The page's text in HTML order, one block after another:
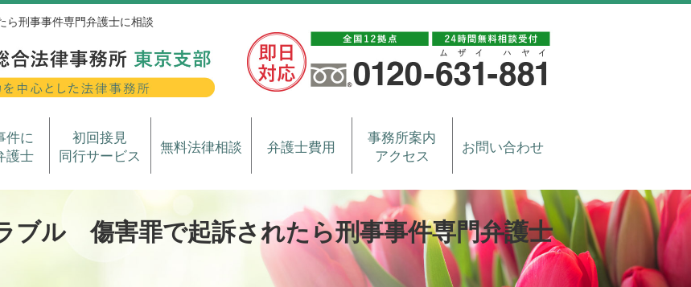
刑事事件専門弁護士に相談
件に
護士
初回接見
同行サービス
無料法律相談 弁護士費用
事務所案内
アクセス
お問い合わせ
ブル 傷害罪で起訴されたら刑事事件専門弁護士